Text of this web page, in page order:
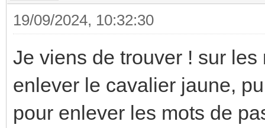
19/09/2024, 10:32:30
Je viens de trouver ! sur
enlever le cavalier jaune,
pour enlever les mots de